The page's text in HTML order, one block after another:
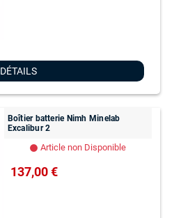
DÉTAILS
Boîtier batterie Nimh Minelab
Excalibur 2
lens Article non Disponible
137,00 €